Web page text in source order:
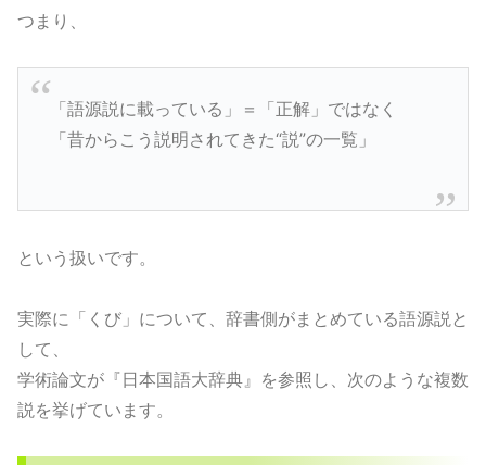
つまり、
「語源説に載っている」＝「正解」ではなく
「昔からこう説明されてきた“説”の一覧」
という扱いです。
実際に「くび」について、辞書側がまとめている語源説と
して、
学術論文が『日本国語大辞典』を参照し、次のような複数
説を挙げています。